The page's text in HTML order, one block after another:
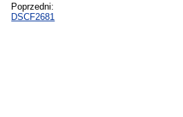
Poprzedni:
DSCF2681